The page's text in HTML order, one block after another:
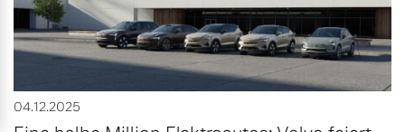
04.12.2025